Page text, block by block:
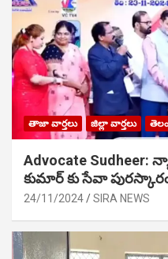
తాజా వార్తలు జిల్లా వార్తలు
Advocate Sudheer:
కుమార్ కు సేవా
24/11/2024 SIRA NEWS